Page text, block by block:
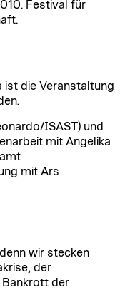
Festival für
die Veranstaltung
ISAST) und
mit Angelika
mit Ars
wir stecken
der
der